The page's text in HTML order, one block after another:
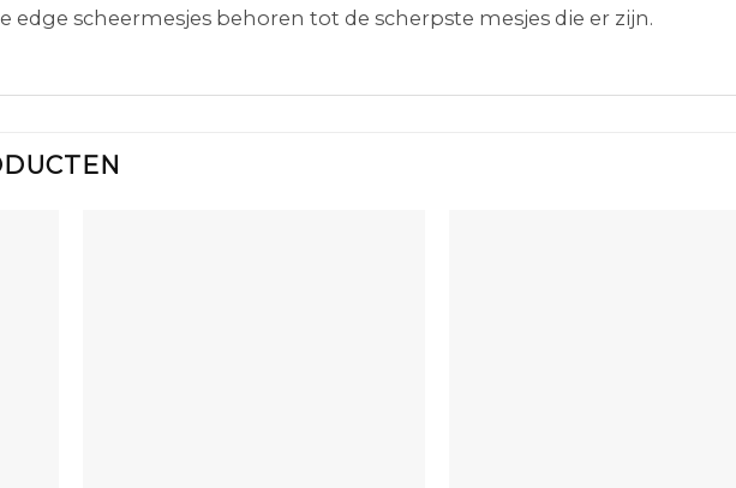
edge scheermesjes behoren tot de scherpste mesjes die er zijn.